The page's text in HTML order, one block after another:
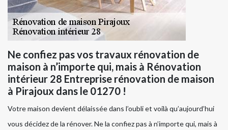
Ne confiez pas vos travaux rénovation de
maison à n’importe qui, mais à Rénovation
intérieur 28 Entreprise rénovation de maison
à Pirajoux dans le 01270 !
Votre maison devient délaissée dans l’oubli et voilà qu’aujourd’hui
vous décidez de la rénover. Ne la confiez pas à n’importe qui, mais à